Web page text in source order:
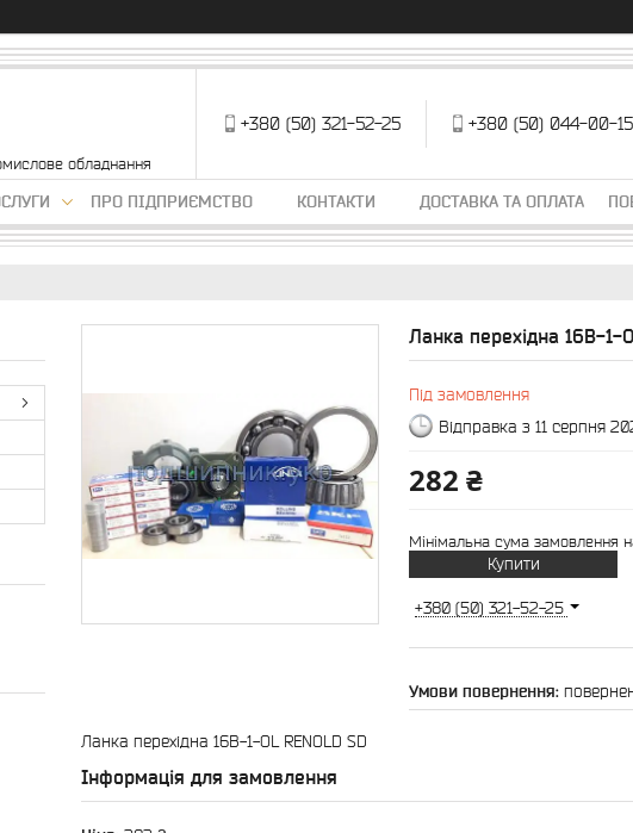
обладнання
+380 (50) 321-52-25 +380 (50) 044-00-15
ПРО ПІДПРИЄМСТВО КОНТАКТИ ДОСТАВКА ТА ОПЛАТА
Ланка перехідна 16B-1-
Під замовлення
Відправка з 11 серпня
282 ₴
Мінімальна сума замовлення
Купити
+380 (50) 321-52-25
Ланка перехідна 16B-1-ОL RENOLD SD
Інформація для замовлення